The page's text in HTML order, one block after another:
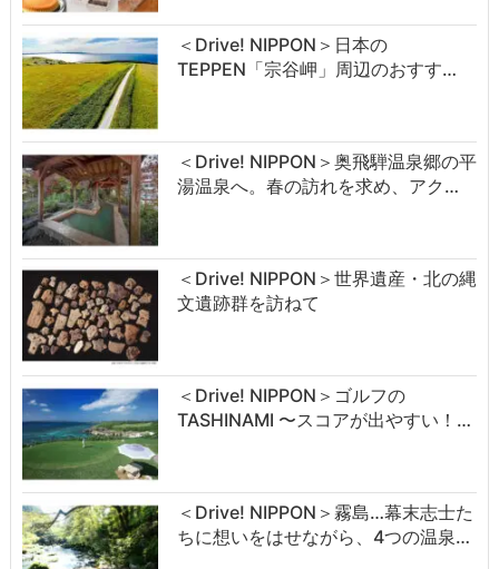
＜Drive! NIPPON＞日本の
TEPPEN「宗谷岬」周辺のおすす…
＜Drive! NIPPON＞奥飛騨温泉郷の平
湯温泉へ。春の訪れを求め、アク…
＜Drive! NIPPON＞世界遺産・北の縄
文遺跡群を訪ねて
＜Drive! NIPPON＞ゴルフの
TASHINAMI 〜スコアが出やすい！…
＜Drive! NIPPON＞霧島…幕末志士た
ちに想いをはせながら、4つの温泉…